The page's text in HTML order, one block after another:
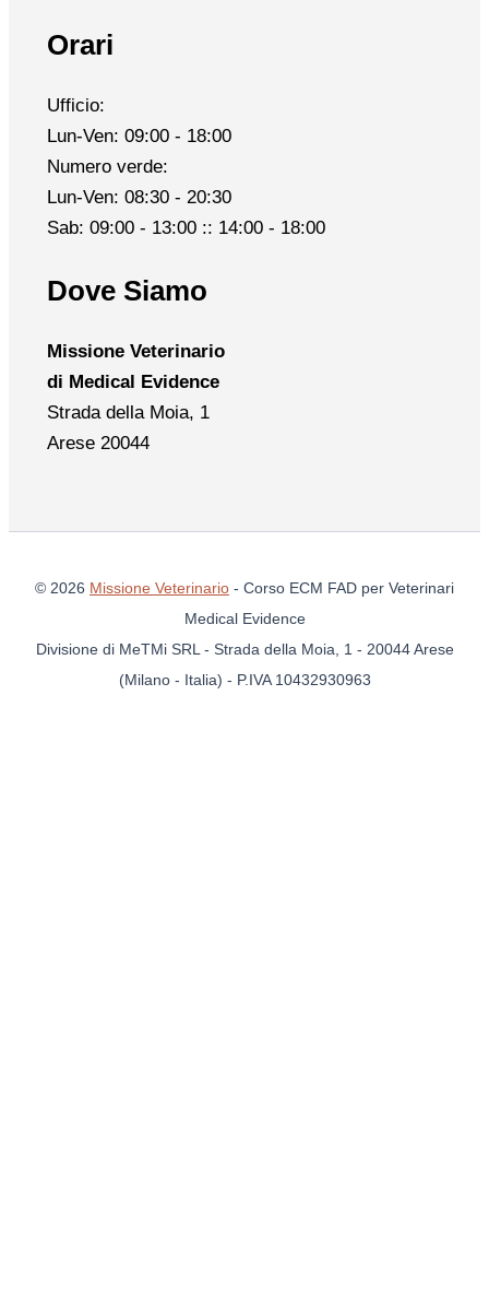
Orari
Ufficio:
Lun-Ven: 09:00 - 18:00
Numero verde:
Lun-Ven: 08:30 - 20:30
Sab: 09:00 - 13:00 :: 14:00 - 18:00
Dove Siamo
Missione Veterinario
di Medical Evidence
Strada della Moia, 1
Arese 20044
© 2026 Missione Veterinario - Corso ECM FAD per Veterinari
Medical Evidence
Divisione di MeTMi SRL - Strada della Moia, 1 - 20044 Arese
(Milano - Italia) - P.IVA 10432930963